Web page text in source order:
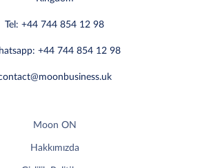
Tel: +44 744 854 12 98
+44 744 854 12 98
Moon ON
Hakkımızda